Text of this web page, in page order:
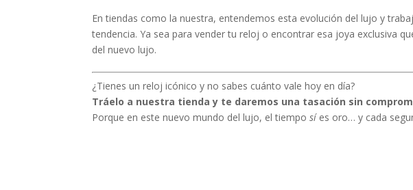
En tiendas como la nuestra, entendemos esta evolución del lujo y
tendencia. Ya sea para vender tu reloj o encontrar esa joya exclusiva
del nuevo lujo.
¿Tienes un reloj icónico y no sabes cuánto vale hoy en día?
Tráelo a nuestra tienda y te daremos una tasación sin
Porque en este nuevo mundo del lujo, el tiemposíes oro… y cada